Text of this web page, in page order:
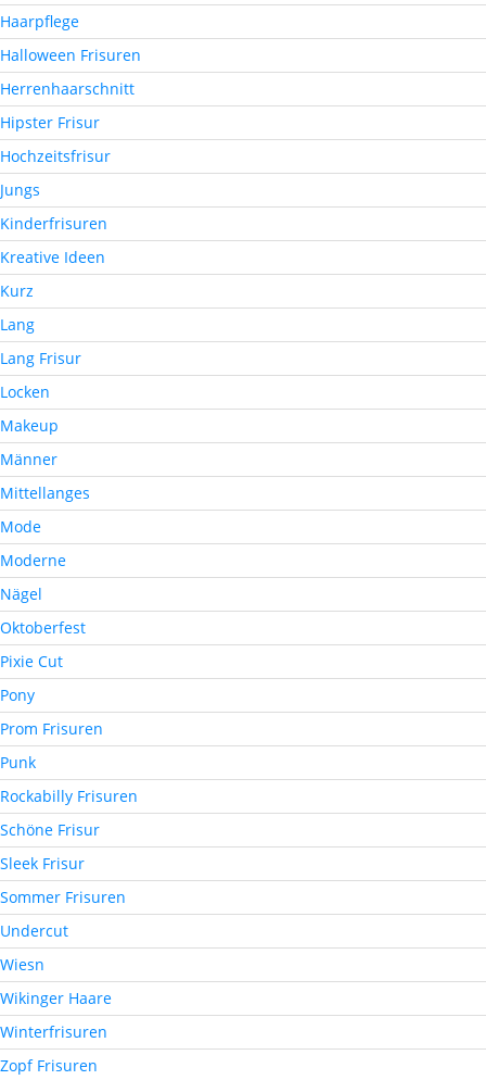
Haarpflege
Halloween Frisuren
Herrenhaarschnitt
Hipster Frisur
Hochzeitsfrisur
Jungs
Kinderfrisuren
Kreative Ideen
Kurz
Lang
Lang Frisur
Locken
Makeup
Männer
Mittellanges
Mode
Moderne
Nägel
Oktoberfest
Pixie Cut
Pony
Prom Frisuren
Punk
Rockabilly Frisuren
Schöne Frisur
Sleek Frisur
Sommer Frisuren
Undercut
Wiesn
Wikinger Haare
Winterfrisuren
Zopf Frisuren